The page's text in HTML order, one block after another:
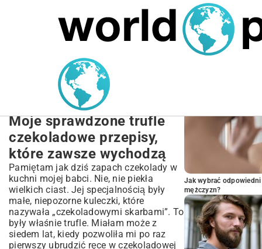
MARIUSZ ŁAMAGA 27.09.2025
Trufle Czekoladowe
Przepisy: Jak Zrobić
Idealne Trufle w Domu?
Moje sprawdzone trufle
czekoladowe przepisy,
które zawsze wychodzą
Pamiętam jak dziś zapach czekolady w
kuchni mojej babci. Nie, nie piekła
wielkich ciast. Jej specjalnością były
małe, niepozorne kuleczki, które
nazywała „czekoladowymi skarbami”. To
były właśnie trufle. Miałam może z
siedem lat, kiedy pozwoliła mi po raz
pierwszy ubrudzić ręce w czekoladowej
Jak wybrać
mężczyzn?